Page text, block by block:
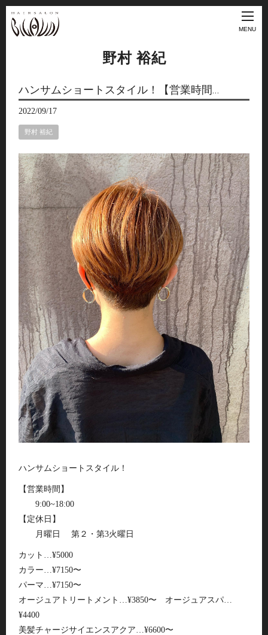
MENU
野村 裕紀
ハンサムショートスタイル！【営業時間…
2022/09/17
野村 裕紀
ハンサムショートスタイル！
【営業時間】
9:00~18:00
【定休日】
月曜日 第２・第3火曜日
カット…¥5000
カラー…¥7150〜
パーマ…¥7150〜
オージュアトリートメント…¥3850〜 オージュアスパ…
¥4400
美髪チャージサイエンスアクア…¥6600〜